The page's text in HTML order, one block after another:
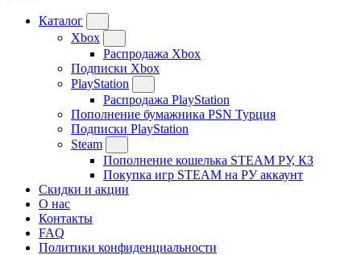
Каталог
Xbox
Распродажа Xbox
Подписки Xbox
PlayStation
Распродажа PlayStation
Пополнение бумажника PSN Турция
Подписки PlayStation
Steam
Пополнение кошелька STEAM РУ, КЗ
Покупка игр STEAM на РУ аккаунт
Скидки и акции
О нас
Контакты
FAQ
Политики конфиденциальности